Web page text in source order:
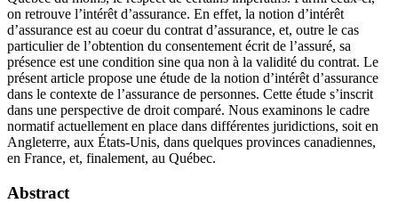
on retrouve l’intérêt d’assurance. En effet, la notion d’intérêt
d’assurance est au coeur du contrat d’assurance, et, outre le cas
particulier de l’obtention du consentement écrit de l’assuré, sa
présence est une condition sine qua non à la validité du contrat. Le
présent article propose une étude de la notion d’intérêt d’assurance
dans le contexte de l’assurance de personnes. Cette étude s’inscrit
dans une perspective de droit comparé. Nous examinons le cadre
normatif actuellement en place dans différentes juridictions, soit en
Angleterre, aux États-Unis, dans quelques provinces canadiennes,
en France, et, finalement, au Québec.
Abstract